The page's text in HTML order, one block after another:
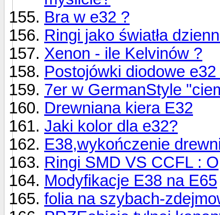
Bra w e32 ?
Ringi jako światła
Xenon - ile Kelvinów ?
Postojówki diodowe e32
7er w GermanStyle
Drewniana kiera E32
Jaki kolor dla e32?
E38,wykończenie
Ringi SMD VS CCFL :
Modyfikacje E38 na E65
folia na szybach-